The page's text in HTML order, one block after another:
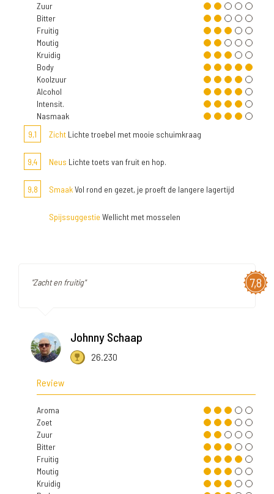
Zuur
Bitter
Fruitig
Moutig
Kruidig
Body
Koolzuur
Alcohol
Intensit.
Nasmaak
9,1
Zicht Lichte troebel met mooie schuimkraag
9,4 Neus Lichte toets van fruit en hop.
9,8 SmaakVol rond en gezet, je proeft de langere lagertijd
Spijssuggestie Wellicht met mosselen
7,8
"Zacht en fruitig"
Johnny Schaap
26.230
Review
Aroma
Zoet
Zuur
Bitter
Fruitig
Moutig
Kruidig